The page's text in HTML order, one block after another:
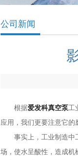
公司新闻
根据爱发科真空泵工
应用，我们更要注意它
事实上，工业制造中工
场，使水呈酸性，造成机